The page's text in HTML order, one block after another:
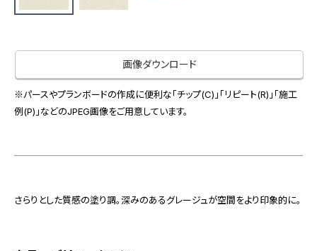
お役立ち資料
サンプル・カタログ請求／お問い合わせ（ビジネスのお客様）
インテリア事業
スペースソリューション事業
オフィスソリューション事業
会社情報
画像ダウンロード
※パースやプランボードの作成に便利な「チップ(C)」「リピート(R)」「施工
例(P)」などのJPEG画像をご用意しています。
さらりとした質感の塗り調。深みのあるグレージュが空間をより印象的に。